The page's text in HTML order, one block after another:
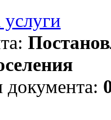
документа: